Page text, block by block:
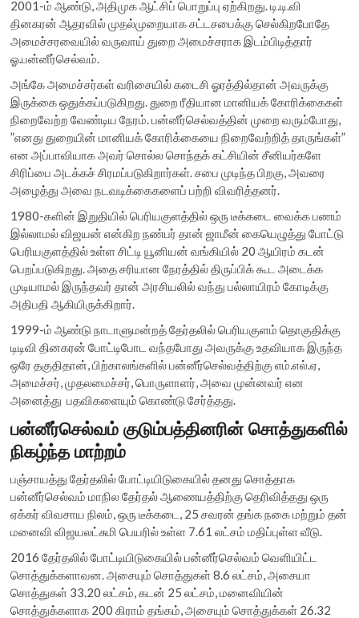
2001-ம் ஆண்டு, அதிமுக ஆட்சிப் பொறுப்பு ஏற்கிறது. டி.டி.வி
தினகரன் ஆதரவில் முதல்முறையாக சட்டசபைக்கு செல்கிறபோதே
அமைச்சரவையில் வருவாய் துறை அமைச்சராக இடம்பிடித்தார்
ஓ.பன்னீர்செல்வம்.
அங்கே அமைச்சர்கள் வரிசையில் கடைசி ஓரத்தில்தான் அவருக்கு
இருக்கை ஒதுக்கப்படுகிறது. துறை ரீதியான மானியக் கோரிக்கைகள்
நிறைவேற்ற வேண்டிய நேரம். பன்னீர்செல்வத்தின் முறை வரும்போது,
”எனது துறையின் மானியக் கோரிக்கையை நிறைவேற்றித் தாருங்கள்”
என அப்பாவியாக அவர் சொல்ல சொந்தக் கட்சியின் சீனியர்களே
சிரிப்பை அடக்கச் சிரமப்படுகிறார்கள். சபை முடிந்த பிறகு, அவரை
அழைத்து அவை நடவடிக்கைகளைப் பற்றி விவரித்தனர்.
1980-களின் இறுதியில் பெரியகுளத்தில் ஒரு டீக்கடை வைக்க பணம்
இல்லாமல் விஜயன் என்கிற நண்பர் தான் ஜாமீன் கையெழுத்து போட்டு
பெரியகுளத்தில் உள்ள சிட்டி யூனியன் வங்கியில் 20 ஆயிரம் கடன்
பெறப்படுகிறது. அதை சரியான நேரத்தில் திருப்பிக் கூட அடைக்க
முடியாமல் இருந்தவர் தான் அரசியலில் வந்து பல்லாயிரம் கோடிக்கு
அதிபதி ஆகியிருக்கிறார்.
1999-ம் ஆண்டு நாடாளுமன்றத் தேர்தலில் பெரியகுளம் தொகுதிக்கு
டிடிவி தினகரன் போட்டிபோட வந்தபோது அவருக்கு உதவியாக இருந்த
ஒரே தகுதிதான், பிற்காலங்களில் பன்னீர்செல்வத்திற்கு எம்.எல்.ஏ,
அமைச்சர், முதலமைச்சர், பொருளாளர், அவை முன்னவர் என
அனைத்து பதவிகளையும் கொண்டு சேர்த்தது.
பன்னீர்செல்வம் குடும்பத்தினரின் சொத்துகளில்
நிகழ்ந்த மாற்றம்
பஞ்சாயத்து தேர்தலில் போட்டியிடுகையில் தனது சொத்தாக
பன்னீர்செல்வம் மாநில தேர்தல் ஆணையத்திற்கு தெரிவித்தது ஒரு
ஏக்கர் விவசாய நிலம், ஒரு டீக்கடை, 25 சவரன் தங்க நகை மற்றும் தன்
மனைவி விஜயலட்சுமி பெயரில் உள்ள 7.61 லட்சம் மதிப்புள்ள வீடு.
2016 தேர்தலில் போட்டியிடுகையில் பன்னீர்செல்வம் வெளியிட்ட
சொத்துக்களாவன. அசையும் சொத்துகள் 8.6 லட்சம், அசையா
சொத்துகள் 33.20 லட்சம், கடன் 25 லட்சம், மனைவியின்
சொத்துக்களாக 200 கிராம் தங்கம், அசையும் சொத்துக்கள் 26.32